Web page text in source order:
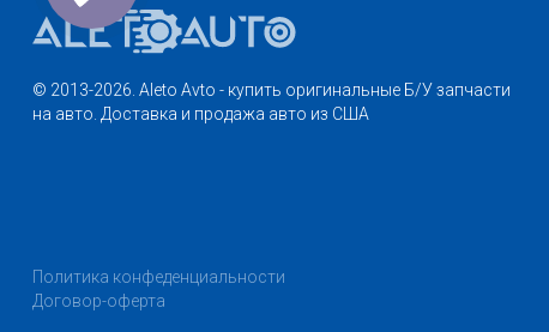
© 2013-2026. Aleto Avto - купить оригинальные Б/У запчасти
на авто. Доставка и продажа авто из США
Политика конфеденциальности
Договор-оферта